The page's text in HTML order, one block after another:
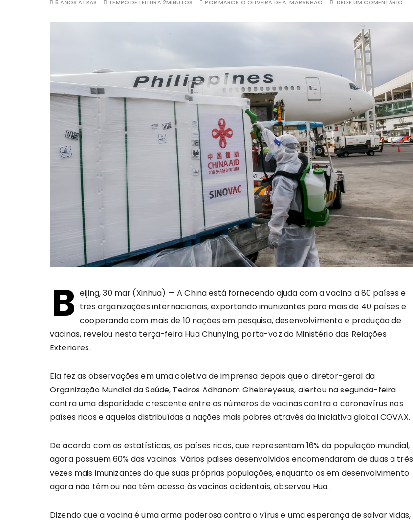
5 ANOS ATRÁS TEMPO DE LEITURA:2MINUTOS POR MARCELO OLIVEIRA DE A. MARANHAO DEIXE UM COMENTÁRIO
B eijing, 30 mar (Xinhua) — A China está fornecendo ajuda com a vacina a 80 países e
três organizações internacionais, exportando imunizantes para mais de 40 países e
cooperando com mais de 10 nações em pesquisa, desenvolvimento e produção de
vacinas, revelou nesta terça-feira Hua Chunying, porta-voz do Ministério das Relações
Exteriores.
Ela fez as observações em uma coletiva de imprensa depois que o diretor-geral da
Organização Mundial da Saúde, Tedros Adhanom Ghebreyesus, alertou na segunda-feira
contra uma disparidade crescente entre os números de vacinas contra o coronavírus nos
países ricos e aquelas distribuídas a nações mais pobres através da iniciativa global COVAX.
De acordo com as estatísticas, os países ricos, que representam 16% da população mundial,
agora possuem 60% das vacinas. Vários países desenvolvidos encomendaram de duas a três
vezes mais imunizantes do que suas próprias populações, enquanto os em desenvolvimento
agora não têm ou não têm acesso às vacinas ocidentais, observou Hua.
Dizendo que a vacina é uma arma poderosa contra o vírus e uma esperança de salvar vidas,